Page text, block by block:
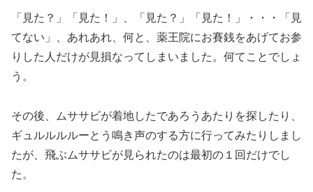
「見た？」「見た！」、「見た？」「見た！」・・・「見
てない」、あれあれ、何と、薬王院にお賽銭をあげてお参
りした人だけが見損なってしまいました。何てことでしょ
う。
その後、ムササビが着地したであろうあたりを探したり、
ギュルルルルーとう鳴き声のする方に行ってみたりしまし
たが、飛ぶムササビが見られたのは最初の１回だけでし
た。